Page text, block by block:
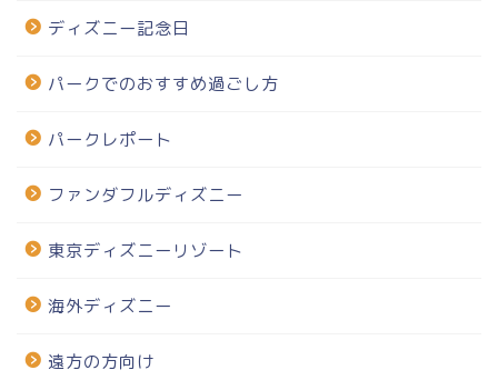
ディズニー記念日
パークでのおすすめ過ごし方
パークレポート
ファンダフルディズニー
東京ディズニーリゾート
海外ディズニー
遠方の方向け